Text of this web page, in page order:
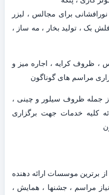
برای مجالس ، لیزر
بک ، تولید بخار ، مه ساز ،
ظروف کرایه ، اجاره میز و
مراسم های گوناگون
جمله ظروف سیلور و چینی ،
کلیه خدمات جهت برگزاری
برترین موسسات ارائه دهنده
مراسم ، جشنها ، همایش ،